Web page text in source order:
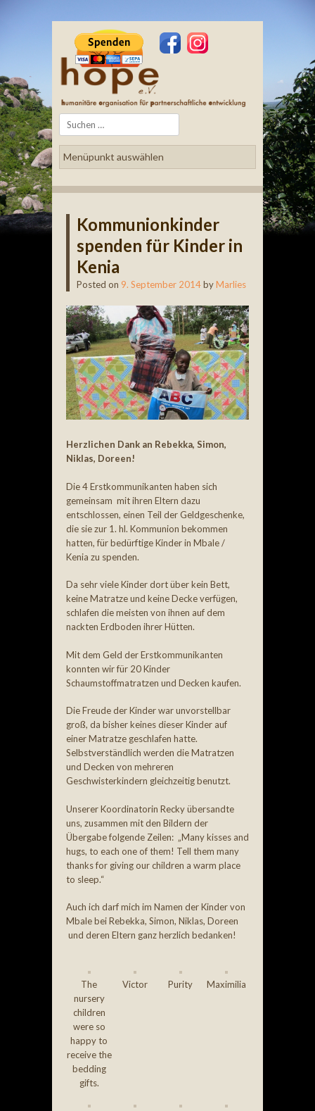
Search
Kommunionkinder
spenden für Kinder in
Kenia
Posted on 9. September 2014byMarlies
Herzlichen Dank an Rebekka, Simon,
Niklas, Doreen!
Die 4 Erstkommunikanten haben sich
gemeinsam mit ihren Eltern dazu
entschlossen, einen Teil der Geldgeschenke,
die sie zur 1. hl. Kommunion bekommen
hatten, für bedürftige Kinder in Mbale /
Kenia zu spenden.
Da sehr viele Kinder dort über kein Bett,
keine Matratze und keine Decke verfügen,
schlafen die meisten von ihnen auf dem
nackten Erdboden ihrer Hütten.
Mit dem Geld der Erstkommunikanten
konnten wir für 20 Kinder
Schaumstoffmatratzen und Decken kaufen.
Die Freude der Kinder war unvorstellbar
groß, da bisher keines dieser Kinder auf
einer Matratze geschlafen hatte.
Selbstverständlich werden die Matratzen
und Decken von mehreren
Geschwisterkindern gleichzeitig benutzt.
Unserer Koordinatorin Recky übersandte
uns, zusammen mit den Bildern der
Übergabe folgende Zeilen: „Many kisses and
hugs, to each one of them! Tell them many
thanks for giving our children a warm place
to sleep.“
Auch ich darf mich im Namen der Kinder von
Mbale beiRebekka, Simon, Niklas, Doreen
und deren Eltern ganz herzlich bedanken!
The
nursery
children
were so
happy to
receive the
bedding
gifts.
Victor Purity Maximilia